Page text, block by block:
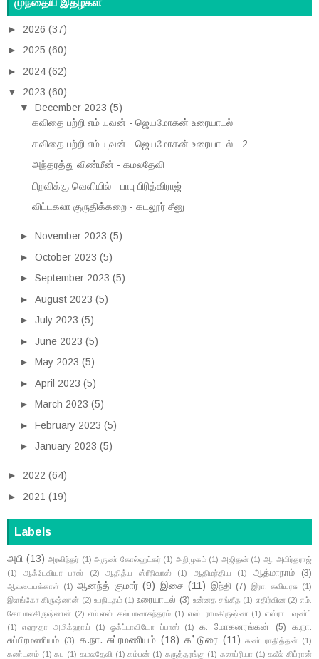
► 2026 (37)
► 2025 (60)
► 2024 (62)
▼
2023 (60)
▼
December 2023 (5)
கவிதை பற்றி எம் யுவன் - ஜெயமோகன் உரையாடல்
கவிதை பற்றி எம் யுவன் - ஜெயமோகன் உரையாடல் - 2
அந்தரத்து விண்மீன் - கமலதேவி
பிறவிக்கு வெளியில் - பாபு பிரித்விராஜ்
விட்டகலா குருதிக்கறை - கடலூர் சீனு
► November 2023 (5)
► October 2023 (5)
► September 2023 (5)
► August 2023 (5)
► July 2023 (5)
► June 2023 (5)
► May 2023 (5)
► April 2023 (5)
► March 2023 (5)
► February 2023 (5)
► January 2023 (5)
► 2022 (64)
► 2021 (19)
Labels
அபி (13) அரவிந்தர் (1) அருண் கோல்ஹட்கர் (1) அறிமுகம் (1) அஜிதன் (1) ஆ. அமிர்தராஜ்
(1)
ஆக்டேவியா பாஸ் (2) ஆதித்ய ஸ்ரீநிவாஸ் (1) ஆதிமந்திய (1) ஆத்மாநாம் (3)
ஆவுடையக்காள் (1) ஆனந்த் குமார் (9) இசை (11) இந்தி (7) இரா. கவியரசு
(1)
இளங்கோ கிருஷ்ணன் (2) உபநிடதம் (1) உரையாடல் (3) உன்னத சங்கீத (1) எதிர்வின (2) எம்.
கோபாலகிருஷ்ணன் (2) எம்.எஸ். கல்யாணசுந்தரம் (1) எஸ். ராமகிருஷ்ண (1) எஸ்ரா பவுண்ட்
(1)
எஹுதா அமிக்ஹாய் (1) ஓக்ட்டாவியோ ப்பாஸ் (1) க. மோகனரங்கன் (5)
க.நா.
சுப்பிரமணியம் (3) க.நா. சுப்ரமணியம் (18) கட்டுரை (11) கண்டராதித்தன்
(1)
கண்டனம் (1) கப (1) கமலதேவி (1) கம்பன் (1) கருத்தரங்கு (1) கலாப்ரியா (1) கலீல் கிப்ரான்